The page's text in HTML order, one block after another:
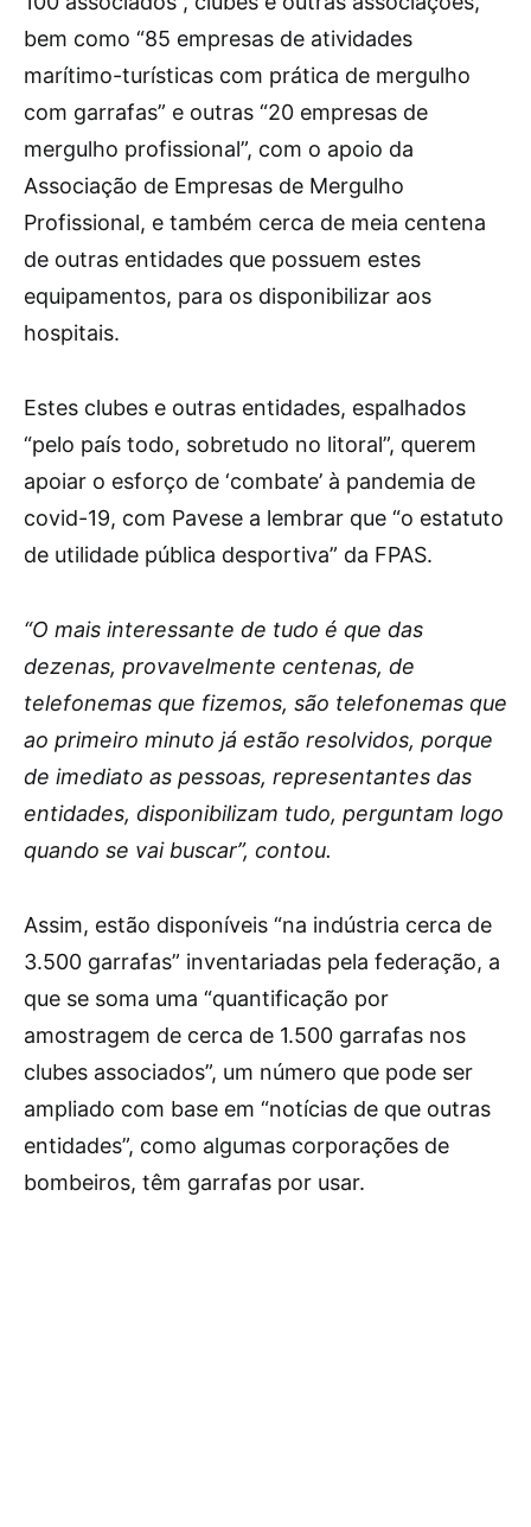
bem como “85 empresas de atividades
marítimo-turísticas com prática de mergulho
com garrafas” e outras “20 empresas de
mergulho profissional”, com o apoio da
Associação de Empresas de Mergulho
Profissional, e também cerca de meia centena
de outras entidades que possuem estes
equipamentos, para os disponibilizar aos
hospitais.
Estes clubes e outras entidades, espalhados
“pelo país todo, sobretudo no litoral”, querem
apoiar o esforço de ‘combate’ à pandemia de
covid-19, com Pavese a lembrar que “o estatuto
de utilidade pública desportiva” da FPAS.
“O mais interessante de tudo é que das
dezenas, provavelmente centenas, de
telefonemas que fizemos, são telefonemas que
ao primeiro minuto já estão resolvidos, porque
de imediato as pessoas, representantes das
entidades, disponibilizam tudo, perguntam logo
quando se vai buscar”, contou.
Assim, estão disponíveis “na indústria cerca de
3.500 garrafas” inventariadas pela federação, a
que se soma uma “quantificação por
amostragem de cerca de 1.500 garrafas nos
clubes associados”, um número que pode ser
ampliado com base em “notícias de que outras
entidades”, como algumas corporações de
bombeiros, têm garrafas por usar.